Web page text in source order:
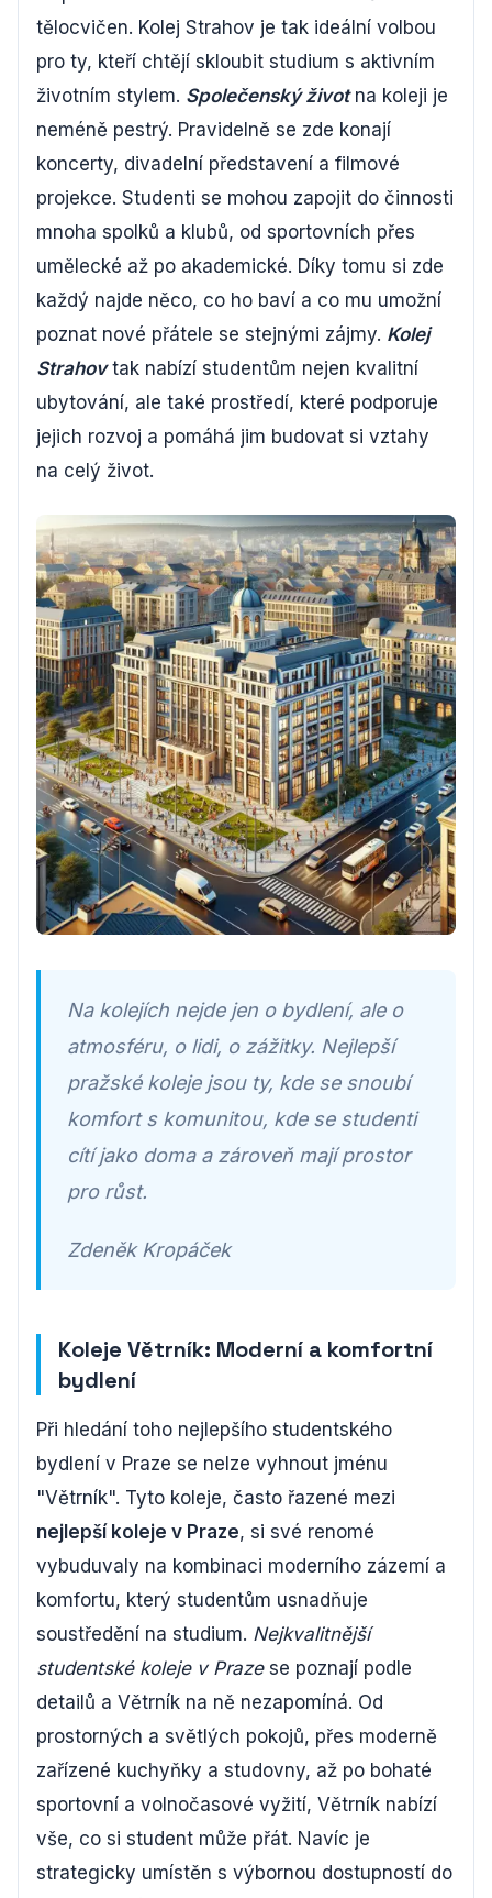
tělocvičen. Kolej Strahov je tak ideální volbou
pro ty, kteří chtějí skloubit studium s aktivním
životním stylem. Společenský životna koleji je
neméně pestrý. Pravidelně se zde konají
koncerty, divadelní představení a filmové
projekce. Studenti se mohou zapojit do činnosti
mnoha spolků a klubů, od sportovních přes
umělecké až po akademické. Díky tomu si zde
každý najde něco, co ho baví a co mu umožní
poznat nové přátele se stejnými zájmy. Kolej
Strahovtak nabízí studentům nejen kvalitní
ubytování, ale také prostředí, které podporuje
jejich rozvoj a pomáhá jim budovat si vztahy
na celý život.
Na kolejích nejde jen o bydlení, ale o
atmosféru, o lidi, o zážitky. Nejlepší
pražské koleje jsou ty, kde se snoubí
komfort s komunitou, kde se studenti
cítí jako doma a zároveň mají prostor
pro růst.
Zdeněk Kropáček
Koleje Větrník: Moderní a komfortní
bydlení
Při hledání toho nejlepšího studentského
bydlení v Praze se nelze vyhnout jménu
"Větrník". Tyto koleje, často řazené mezi
nejlepší koleje v Praze, si své renomé
vybuduvaly na kombinaci moderního zázemí a
komfortu, který studentům usnadňuje
soustředění na studium. Nejkvalitnější
studentské koleje v Prazese poznají podle
detailů a Větrník na ně nezapomíná. Od
prostorných a světlých pokojů, přes moderně
zařízené kuchyňky a studovny, až po bohaté
sportovní a volnočasové vyžití, Větrník nabízí
vše, co si student může přát. Navíc je
strategicky umístěn s výbornou dostupností do